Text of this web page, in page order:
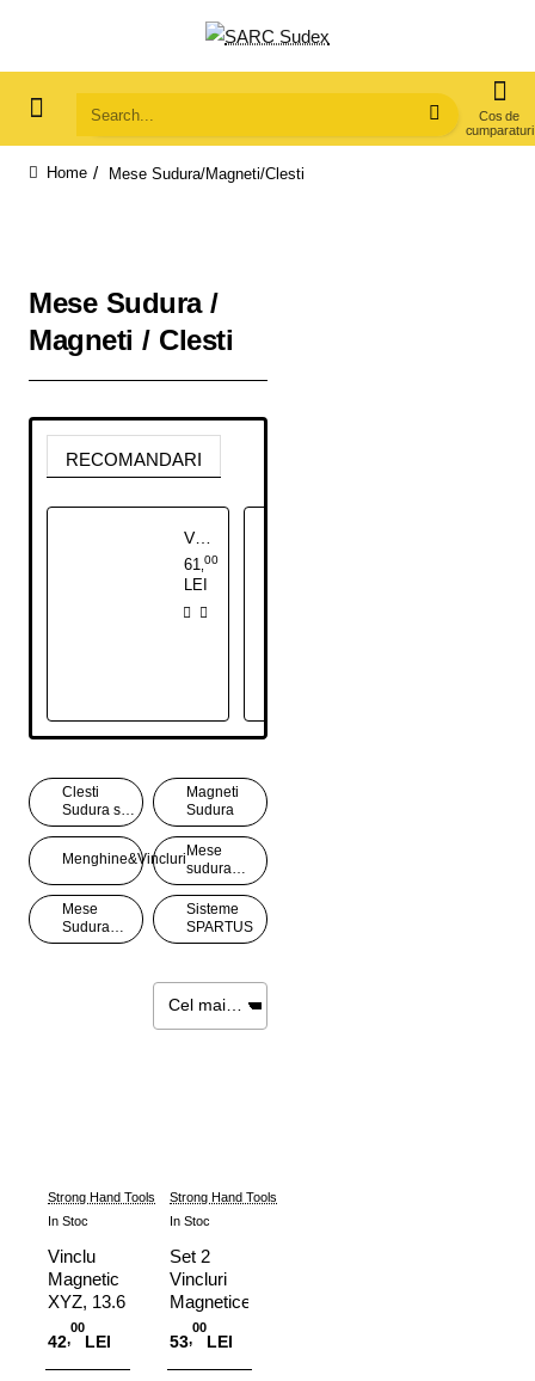
Search...
Mese Sudura/Magneti/Clesti
Mese Sudura /
Magneti / Clesti
RECOMANDARI
Vinclu magnetic interior-exterior, 18kg, MLD600
61 00
LEI
Clesti
Sudura si
Cleme
Magneti
Sudura
Menghine&Vincluri
Mese
sudura
GPPH
Mese
Sudura
SHT
Sisteme
SPARTUS
Strong Hand Tools
In Stoc
Vinclu
Magnetic
XYZ, 13.6
kg,
MS350A
42,
00
LEI
Strong Hand Tools
In Stoc
Set 2
Vincluri
Magnetice
Mici, forta
10 kg,
MS346AT
53,
00
LEI